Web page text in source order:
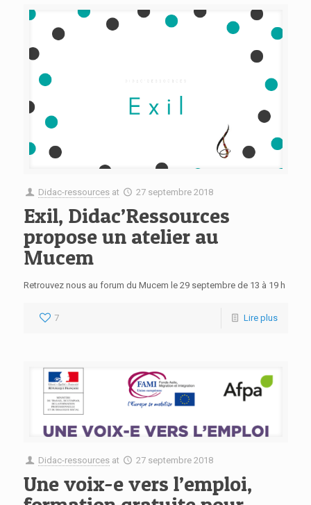
Didac-ressources at 27 septembre 2018
Exil, Didac’Ressources
propose un atelier au
Mucem
Retrouvez nous au forum du Mucem le 29 septembre de 13 à 19 h
7 Lire plus
Didac-ressources at 27 septembre 2018
Une voix-e vers l’emploi,